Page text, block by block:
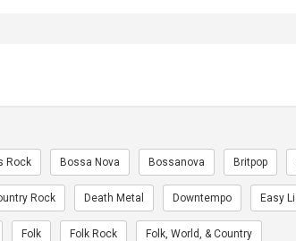
Rock Bossa Nova Bossanova Britpop
Rock Death Metal Downtempo Easy
Folk Folk Rock Folk, World, & Country